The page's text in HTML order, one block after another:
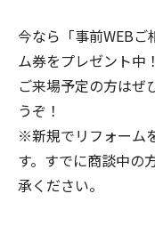
今なら「事前WEB
ム券をプレゼント中！
ご来場予定の方はぜ
うぞ！
※新規でリフォーム
す。すでに商談中の
承ください。